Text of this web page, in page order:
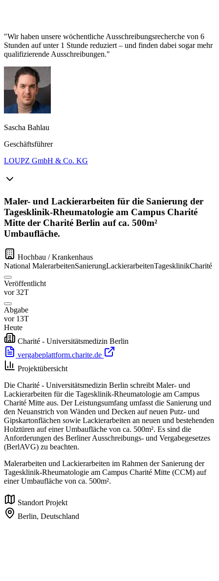
"Wir haben unsere wöchentliche Ausschreibungsrecherche von 6
Stunden auf unter 1 Stunde reduziert – und finden dabei sogar mehr
qualifizierende Ausschreibungen."
Sascha Bahlau
Geschäftsführer
LOUPZ GmbH & Co. KG
Maler- und Lackierarbeiten für die Sanierung der
Tagesklinik-Rheumatologie am Campus Charité
Mitte der Charité Berlin auf ca. 500m²
Umbaufläche.
Hochbau / Krankenhaus
National MalerarbeitenSanierungLackierarbeitenTagesklinikCharité
Veröffentlicht
vor 32T
Abgabe
vor 13T
Heute
Charité - Universitätsmedizin Berlin
vergabeplattform.charite.de
Projektübersicht
Die Charité - Universitätsmedizin Berlin schreibt Maler- und
Lackierarbeiten für die Tagesklinik-Rheumatologie am Campus
Charité Mitte aus. Der Leistungsumfang umfasst die Sanierung und
den Neuanstrich von Wänden und Decken auf neuen Putz- und
Gipskartonflächen sowie Lackierarbeiten an neuen und bestehenden
Holztüren auf einer Umbaufläche von ca. 500m². Es sind die
Anforderungen des Berliner Ausschreibungs- und Vergabegesetzes
(BerlAVG) zu beachten.
Malerarbeiten und Lackierarbeiten im Rahmen der Sanierung der
Tagesklinik-Rheumatologie am Campus Charité Mitte (CCM) auf
einer Umbaufläche von ca. 500m².
Standort Projekt
Berlin, Deutschland